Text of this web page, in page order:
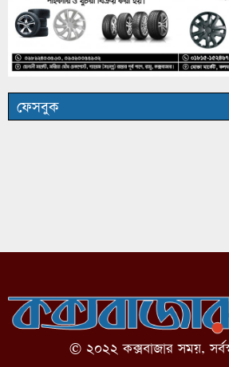
ফেসবুক
© ২০২২ কক্সবাজার সময়,